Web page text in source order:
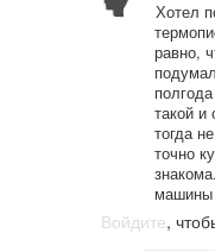
Хотел
равно,
такой
тогда
точно
машины
Войдите,